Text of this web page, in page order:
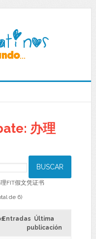
办理
FIT假文凭证书
de 6)
Entradas Última
publicación